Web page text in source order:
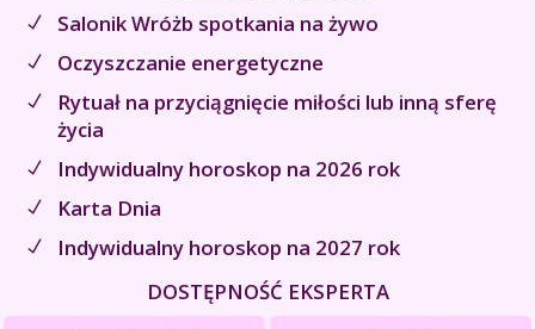
Salonik Wróżb spotkania na żywo
Oczyszczanie energetyczne
Rytuał na przyciągnięcie miłości lub inną sferę
życia
Indywidualny horoskop na 2026 rok
Karta Dnia
Indywidualny horoskop na 2027 rok
DOSTĘPNOŚĆ EKSPERTA